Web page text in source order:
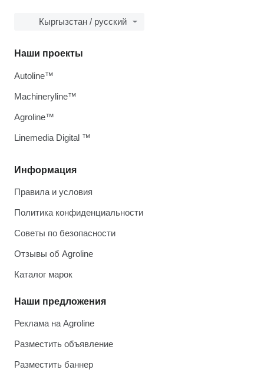
Кыргызстан / русский
Информация
Правила и условия
Политика конфиденциальности
Советы по безопасности
Отзывы об Agroline
Каталог марок
Наши предложения
Реклама на Agroline
Разместить объявление
Разместить баннер
Наши проекты
Autoline™
Machineryline™
Agroline™
Linemedia Digital ™